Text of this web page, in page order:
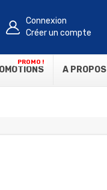
Connexion
Créer un compte
PROMO !
A PROPOS